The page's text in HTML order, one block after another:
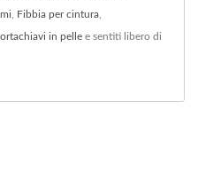
Fibbia per cintura
in pelle e sentiti libero di